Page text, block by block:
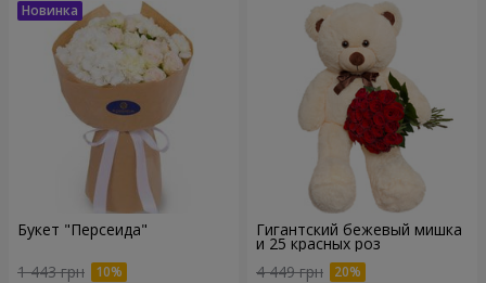
Букет "Персеида"
1 443 грн
Гигантский бежевый мишка
и 25 красных роз
4 449 грн